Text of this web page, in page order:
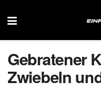
Gebratener
Zwiebeln